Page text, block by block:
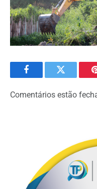
FacebookTwitter
Comentários estão